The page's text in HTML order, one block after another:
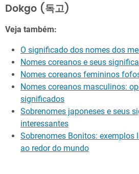
Dokgo (독고)
Veja também:
O significado dos nomes dos
Nomes coreanos e seus
Nomes coreanos femininos
Nomes coreanos masculinos:
significados
Sobrenomes japoneses e seus
interessantes
Sobrenomes Bonitos: exemplos
ao redor do mundo